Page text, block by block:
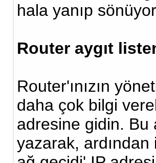
hala yanıp
Router aygıt
Router'ınızın
daha çok bilgi
adresine gidin. Bu
yazarak,